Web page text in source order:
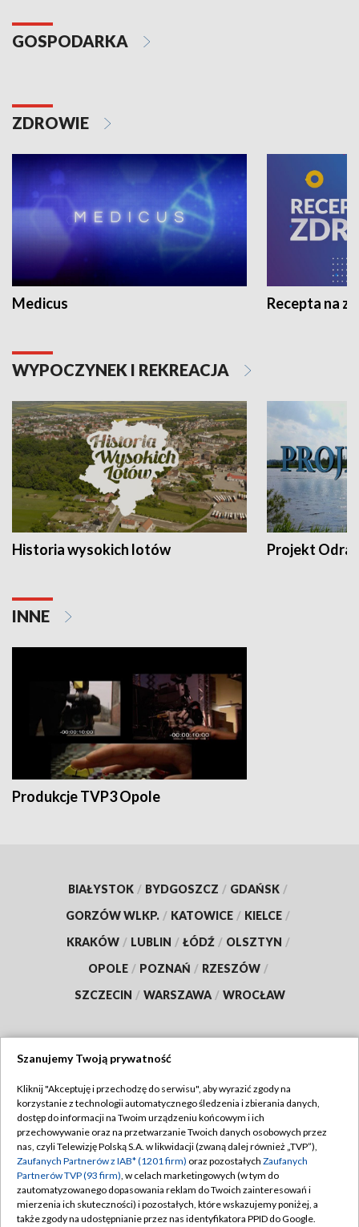
GOSPODARKA
ZDROWIE
Medicus Recepta na
WYPOCZYNEK I REKREACJA
Historia wysokich lotów Projekt Odra
INNE
Produkcje TVP3 Opole
BIAŁYSTOK / BYDGOSZCZ / GDAŃSK /
GORZÓW WLKP. / KATOWICE / KIELCE /
KRAKÓW / LUBLIN / ŁÓDŹ / OLSZTYN /
OPOLE / POZNAŃ / RZESZÓW /
SZCZECIN / WARSZAWA / WROCŁAW
TVP
Abonament TVP
Emisja w TVP
Centrum informacji TVP
Naziemna Telewizja Cyfrowa
Regulamin TVP
Polityka prywatności
Moje zgody
Pomoc
Szanujemy Twoją prywatność
Kliknij "Akceptuję i przechodzę do serwisu", aby wyrazić zgody na
korzystanie z technologii automatycznego śledzenia i zbierania danych,
dostęp do informacji na Twoim urządzeniu końcowym i ich
przechowywanie oraz na przetwarzanie Twoich danych osobowych przez
nas, czyli Telewizję Polską S.A. w likwidacji (zwaną dalej również „TVP”),
Zaufanych Partnerów z IAB* (1201 firm) oraz pozostałych Zaufanych
Partnerów TVP (93 firm), w celach marketingowych (w tym do
zautomatyzowanego dopasowania reklam do Twoich zainteresowań i
mierzenia ich skuteczności) i pozostałych, które wskazujemy poniżej, a
także zgody na udostępnianie przez nas identyfikatora PPID do Google.